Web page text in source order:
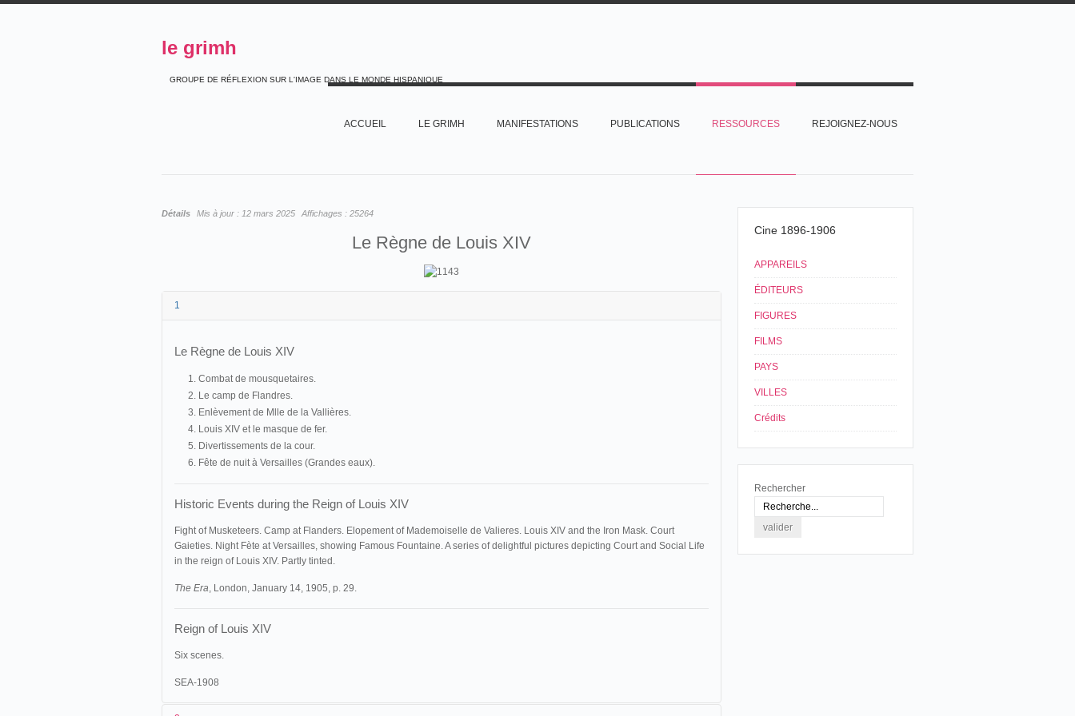
le grimh
GROUPE DE RÉFLEXION SUR L'IMAGE DANS LE MONDE HISPANIQUE
ACCUEIL LE GRIMH MANIFESTATIONS PUBLICATIONS RESSOURCES REJOIGNEZ-NOUS
Détails Mis à jour : 12 mars 2025 Affichages : 25264
Le Règne de Louis XIV
1
Le Règne de Louis XIV
Combat de mousquetaires.
Le camp de Flandres.
Enlèvement de Mlle de la Vallières.
Louis XIV et le masque de fer.
Divertissements de la cour.
Fête de nuit à Versailles (Grandes eaux).
Historic Events during the Reign of Louis XIV
Fight of Musketeers. Camp at Flanders. Elopement of Mademoiselle de Valieres. Louis XIV and the Iron Mask. Court
Gaieties. Night Fète at Versailles, showing Famous Fountaine. A series of delightful pictures depicting Court and Social Life
in the reign of Louis XIV. Partly tinted.
The Era, London, January 14, 1905, p. 29.
Reign of Louis XIV
Six scenes.
SEA-1908
Cine 1896-1906
APPAREILS
ÉDITEURS
FIGURES
FILMS
PAYS
VILLES
Crédits
Rechercher